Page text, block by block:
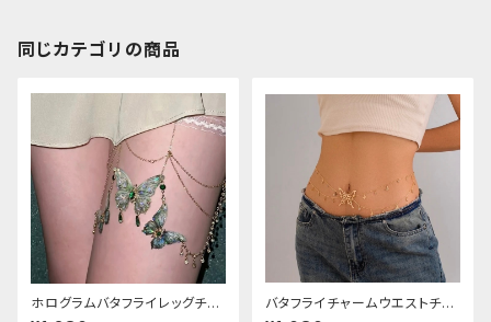
同じカテゴリの商品
ホログラムバタフライレッグチェ
バタフライチャームウエストチェ